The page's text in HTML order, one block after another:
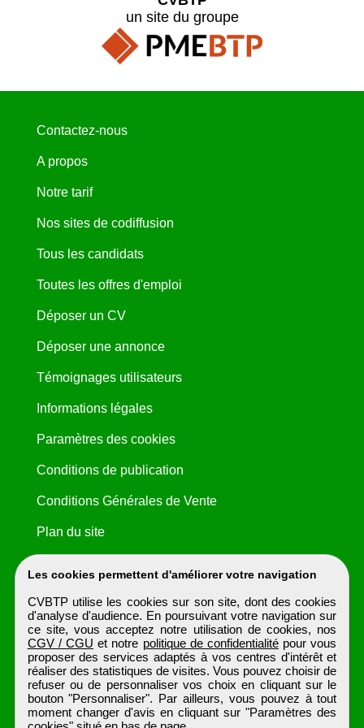
Les cookies permettent d'améliorer votre navigation
CVBTP utilise les cookies sur son site, dont des cookies
d'analyse d'audience. En poursuivant votre navigation sur
ce site, vous acceptez notre utilisation de cookies, nos
CGV / CGU et notre politique de confidentialité pour vous
proposer des services adaptés à vos centres d'intérêt et
réaliser des statistiques de visites. Vous pouvez choisir de
refuser ou de personnaliser vos choix en cliquant sur le
bouton "Personnaliser". Par ailleurs, vous pouvez à tout
moment changer d'avis en cliquant sur "Paramètres des
un site du groupe
Contactez-nous
A propos
Notre tarif
Nos sites de codiffusion
Tous les candidats
Toutes les offres d'emploi
Déposer un CV
Déposer une annonce
Témoignages utilisateurs
Informations légales
Paramètres des cookies
Conditions de publication
Conditions Générales de Vente
Plan du site